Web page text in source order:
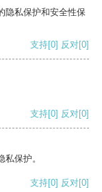
隐私保护和安全性保
支持[0] 反对[0]
支持[0] 反对[0]
保护。
支持[0] 反对[0]